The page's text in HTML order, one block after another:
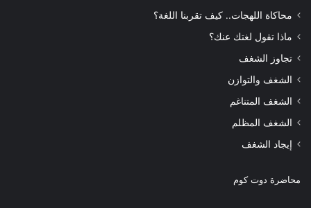
محاكاة اللهجات.. كيف تقربنا اللغة؟
ماذا تقول لغتك عنك؟
تجاوز الشغف
الشغف والتوازن
الشغف المتناغم
الشغف المظلم
إيجاد الشغف
محاضرة دوت كوم